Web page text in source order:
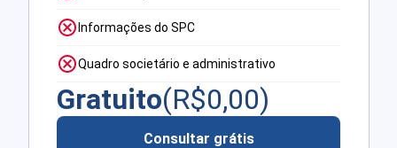
Informações do SPC
Quadro societário e administrativo
Gratuito(R$0,00)
Consultar grátis